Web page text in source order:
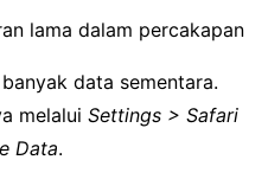
lama dalam percakapan
data sementara.
melalui Settings > Safari
Data.